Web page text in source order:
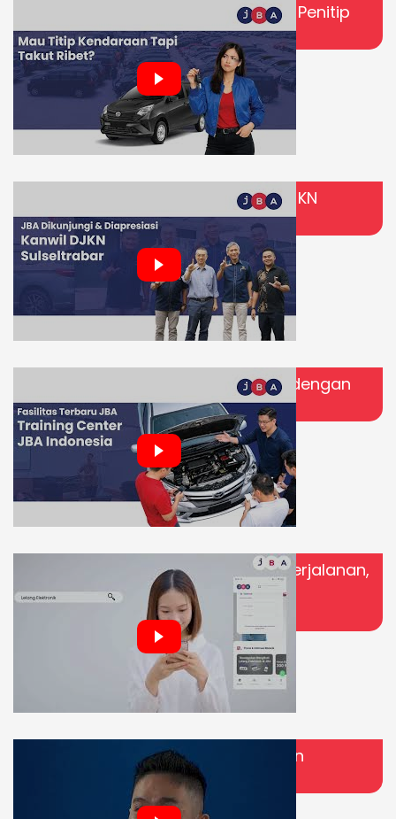
Simple, Praktis, Cepat! | Testimoni Penitip
Jual Kendaraan di JBA
Perkuat Sinergi Lelang Nasional: DJKN
Kunjungi JBA Makassar
Belajar Langsung di JBA! Kenalan dengan
Training Center JBA
Kaleidoskop JBA 2025 | Setahun Perjalanan,
Banyak Cerita, Tantangan, dan
GRACE: Tentang Nilai, Manusia, dan
Leadership di JBA